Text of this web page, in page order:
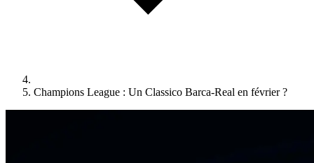
Champions League : Un Classico Barca-Real en février ?